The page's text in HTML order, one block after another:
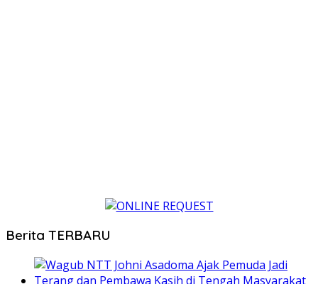
Berita TERBARU